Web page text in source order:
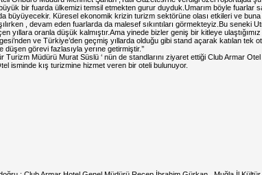
büyük bir fuarda ülkemizi temsil etmekten gurur duyduk.Umarım böyle fuarlar
büyüyecekir. Küresel ekonomik krizin turizm sektörüne olası etkileri ve buna
, devam eden fuarlarda da malesef sıkıntıları görmekteyiz.Bu seneki
yıllara oranla düşük kalmıştır.Ama yinede bizler geniş bir kitleye
ve Türkiye’den geçmiş yıllarda olduğu gibi stand açarak katılan tek
düşen görevi fazlasıyla yerıne getirmiştir.’’
Turizm Müdürü Murat Süslü ‘ nün de standlarını ziyaret ettiği Club Armar Otel
isminde kış turizmine hizmet veren bir oteli bulunuyor.